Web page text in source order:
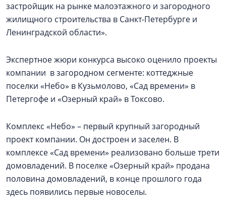
застройщик на рынке малоэтажного и загородного
жилищного строительства в Санкт-Петербурге и
Ленинградской области».
Экспертное жюри конкурса высоко оценило проекты
компании в загородном сегменте: коттеджные
поселки «Небо» в Кузьмолово, «Сад времени» в
Петергофе и «Озерный край» в Токсово.
Комплекс «Небо» – первый крупный загородный
проект компании. Он достроен и заселен. В
комплексе «Сад времени» реализовано больше трети
домовладений. В поселке «Озерный край» продана
половина домовладений, в конце прошлого года
здесь появились первые новоселы.